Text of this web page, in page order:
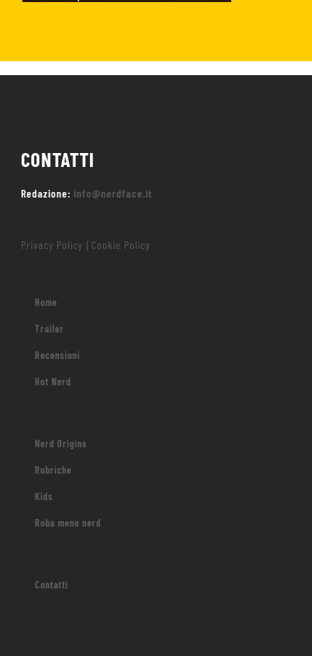
CONTATTI
Redazione: info@nerdface.it
Privacy Policy Cookie Policy
Home
Trailer
Recensioni
Hot Nerd
Nerd Origins
Rubriche
Kids
Roba meno nerd
Contatti